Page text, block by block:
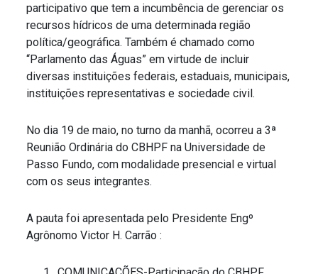
participativo que tem a incumbência de gerenciar os
recursos hídricos de uma determinada região
política/geográfica. Também é chamado como
“Parlamento das Águas” em virtude de incluir
diversas instituições federais, estaduais, municipais,
instituições representativas e sociedade civil.
No dia 19 de maio, no turno da manhã, ocorreu a 3ª
Reunião Ordinária do CBHPF na Universidade de
Passo Fundo, com modalidade presencial e virtual
com os seus integrantes.
A pauta foi apresentada pelo Presidente Engº
Agrônomo Victor H. Carrão :